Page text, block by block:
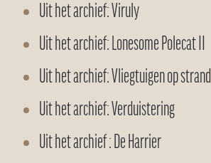
Uit het archief: Viruly
Uit het archief: Lonesome Polecat II
Uit het archief: Vliegtuigen op strand
Uit het archief: Verduistering
Uit het archief : De Harrier